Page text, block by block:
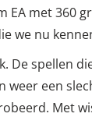
EA met
we nu
De spellen
weer een
Met